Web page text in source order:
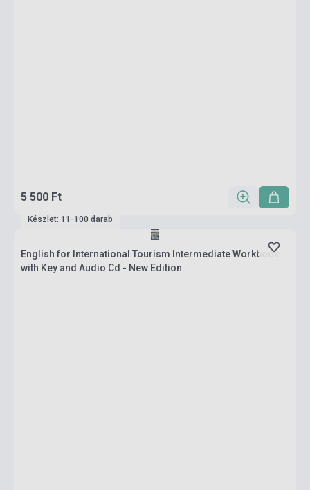
5 500 Ft
Készlet: 11-100 darab
English for International Tourism Intermediate Workbook
with Key and Audio Cd - New Edition